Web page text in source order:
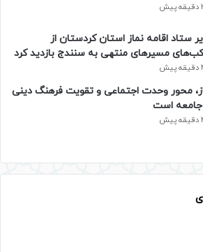
ستاد اقامه نماز استان کردستان از
مسیرهای منتهی به سنندج بازدید کرد
محور وحدت اجتماعی و تقویت فرهنگ دینی
جامعه است